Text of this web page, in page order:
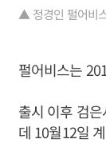
▲ 정경인 펄어비
펄어비스는
출시 이후 검
데 10월12일